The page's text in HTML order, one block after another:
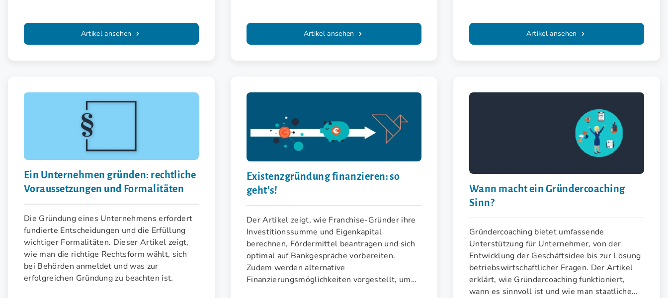
Artikel ansehen Artikel ansehen Artikel ansehen
Ein Unternehmen gründen: rechtliche
Voraussetzungen und Formalitäten
Die Gründung eines Unternehmens erfordert
fundierte Entscheidungen und die Erfüllung
wichtiger Formalitäten. Dieser Artikel zeigt,
wie man die richtige Rechtsform wählt, sich
bei Behörden anmeldet und was zur
erfolgreichen Gründung zu beachten ist.
Existenzgründung finanzieren: so
geht's!
Der Artikel zeigt, wie Franchise-Gründer ihre
Investitionssumme und Eigenkapital
berechnen, Fördermittel beantragen und sich
optimal auf Bankgespräche vorbereiten.
Zudem werden alternative
Finanzierungsmöglichkeiten vorgestellt, um
Wann macht ein Gründercoaching
Sinn?
Gründercoaching bietet umfassende
Unterstützung für Unternehmer, von der
Entwicklung der Geschäftsidee bis zur Lösung
betriebswirtschaftlicher Fragen. Der Artikel
erklärt, wie Gründercoaching funktioniert,
wann es sinnvoll ist und wie man staatliche